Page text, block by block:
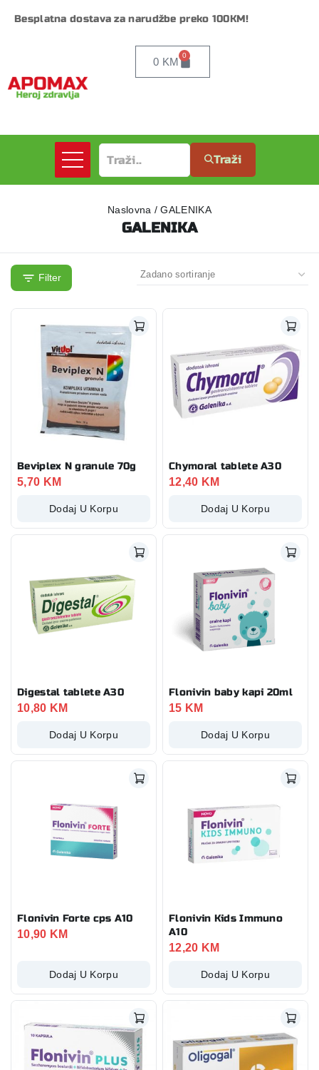
Besplatna dostava za narudžbe preko 100KM!
0 KM
0
Traži
Naslovna / GALENIKA
GALENIKA
Filter
Beviplex N granule 70g
5,70 KM
Dodaj U Korpu
Chymoral tablete A30
12,40 KM
Dodaj U Korpu
Digestal tablete A30
10,80 KM
Dodaj U Korpu
Flonivin baby kapi 20ml
15 KM
Dodaj U Korpu
Flonivin Forte cps A10
10,90 KM
Dodaj U Korpu
Flonivin Kids Immuno
A10
12,20 KM
Dodaj U Korpu